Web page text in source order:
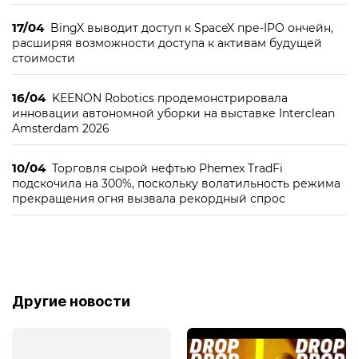
17/04 BingX выводит доступ к SpaceX пре-IPO ончейн,
расширяя возможности доступа к активам будущей
стоимости
16/04 KEENON Robotics продемонстрировала
инновации автономной уборки на выставке Interclean
Amsterdam 2026
10/04 Торговля сырой нефтью Phemex TradFi
подскочила на 300%, поскольку волатильность режима
прекращения огня вызвала рекордный спрос
Другие новости